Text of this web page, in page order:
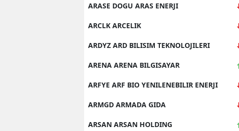
ARASE DOGU ARAS ENERJI
ARCLK ARCELIK
ARDYZ ARD BILISIM TEKNOLOJILERI
ARENA ARENA BILGISAYAR
ARFYE ARF BIO YENILENEBILIR ENERJI
ARMGD ARMADA GIDA
ARSAN ARSAN HOLDING